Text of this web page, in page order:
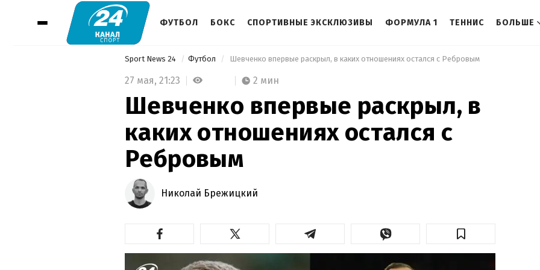
ФУТБОЛ БОКС СПОРТИВНЫЕ ЭКСКЛЮЗИВЫ ФОРМУЛА 1 ТЕННИС БОЛЬШЕ
Sport News 24 Футбол Шевченко впервые раскрыл, в каких отношениях остался с Ребровым
27 мая, 21:23 2 мин
Шевченко впервые раскрыл, в
каких отношениях остался с
Ребровым
Николай Брежицкий